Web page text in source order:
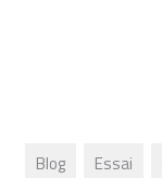
Blog Essai